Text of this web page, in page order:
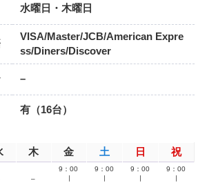
水曜日・木曜日
VISA/Master/JCB/American Expre
ss/Diners/Discover
–
有（16台）
木 金 土 日 祝
–
9：00
9：00
9：00
9：00